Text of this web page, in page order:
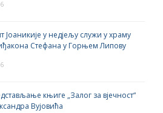
Јоаникије у недјељу служи у храму
Стефана у Горњем Липову
књиге „Залог за вјечност“
Вујовића